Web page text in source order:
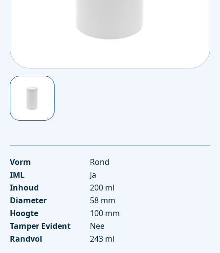
Vorm
Rond
IML
Ja
Inhoud
200 ml
Diameter
58 mm
Hoogte
100 mm
Tamper Evident
Nee
Randvol
243 ml